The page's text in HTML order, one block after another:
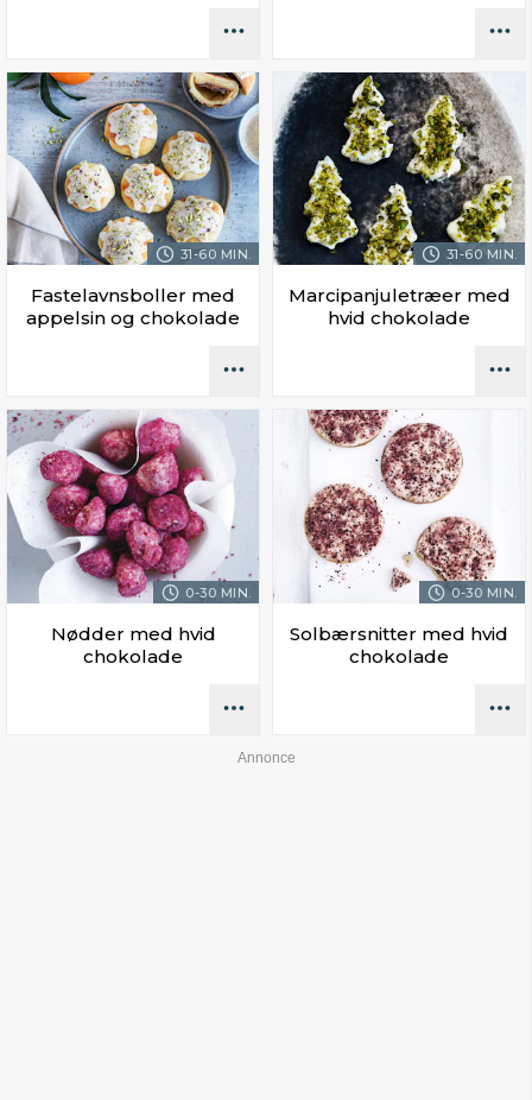
31-60 MIN.
Fastelavnsboller med
appelsin og chokolade
31-60 MIN.
Marcipanjuletræer med
hvid chokolade
0-30 MIN.
Nødder med hvid
chokolade
0-30 MIN.
Solbærsnitter med hvid
chokolade